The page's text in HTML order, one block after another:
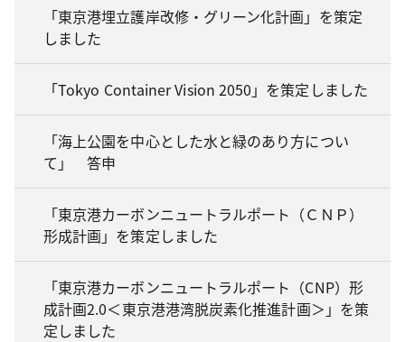
「東京港埋立護岸改修・グリーン化計画」を策定
しました
「Tokyo Container Vision 2050」を策定しました
「海上公園を中心とした水と緑のあり方につい
て」 答申
「東京港カーボンニュートラルポート（ＣＮＰ）
形成計画」を策定しました
「東京港カーボンニュートラルポート（CNP）形
成計画2.0＜東京港港湾脱炭素化推進計画＞」を策
定しました